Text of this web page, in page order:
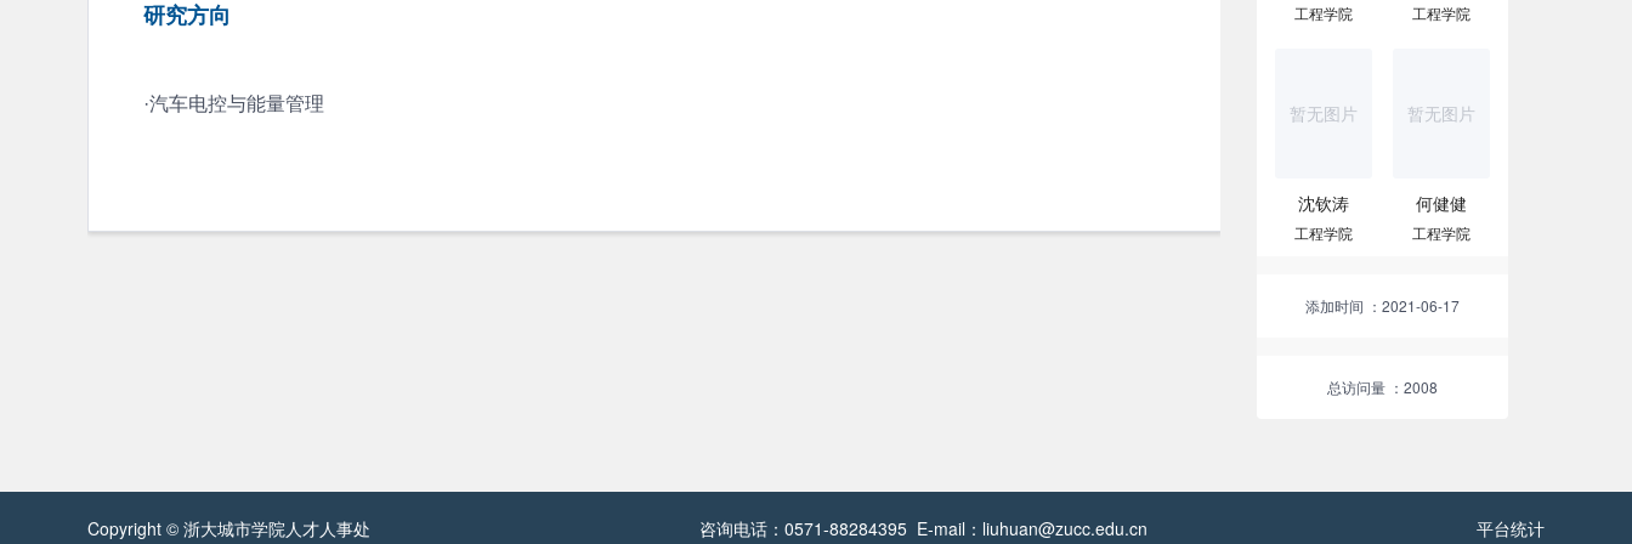
研究方向
·汽车电控与能量管理
工程学院 工程学院
暂无图片
沈钦涛
工程学院
暂无图片
何健健
工程学院
添加时间 ：2021-06-17
总访问量 ：2008
Copyright © 浙大城市学院人才人事处 咨询电话：0571-88284395 E-mail：liuhuan@zucc.edu.cn 平台统计